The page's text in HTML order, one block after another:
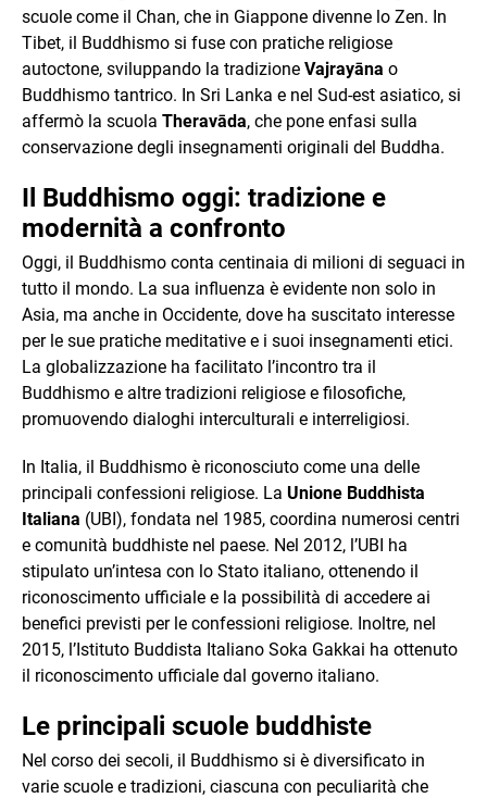
scuole come il Chan, che in Giappone divenne lo Zen. In
Tibet, il Buddhismo si fuse con pratiche religiose
autoctone, sviluppando la tradizione Vajrayāna o
Buddhismo tantrico. In Sri Lanka e nel Sud-est asiatico, si
affermò la scuola Theravāda, che pone enfasi sulla
conservazione degli insegnamenti originali del Buddha.
Il Buddhismo oggi: tradizione e
modernità a confronto
Oggi, il Buddhismo conta centinaia di milioni di seguaci in
tutto il mondo. La sua influenza è evidente non solo in
Asia, ma anche in Occidente, dove ha suscitato interesse
per le sue pratiche meditative e i suoi insegnamenti etici.
La globalizzazione ha facilitato l’incontro tra il
Buddhismo e altre tradizioni religiose e filosofiche,
promuovendo dialoghi interculturali e interreligiosi.
In Italia, il Buddhismo è riconosciuto come una delle
principali confessioni religiose. La Unione Buddhista
Italiana (UBI), fondata nel 1985, coordina numerosi centri
e comunità buddhiste nel paese. Nel 2012, l’UBI ha
stipulato un’intesa con lo Stato italiano, ottenendo il
riconoscimento ufficiale e la possibilità di accedere ai
benefici previsti per le confessioni religiose. Inoltre, nel
2015, l’Istituto Buddista Italiano Soka Gakkai ha ottenuto
il riconoscimento ufficiale dal governo italiano.
Le principali scuole buddhiste
Nel corso dei secoli, il Buddhismo si è diversificato in
varie scuole e tradizioni, ciascuna con peculiarità che